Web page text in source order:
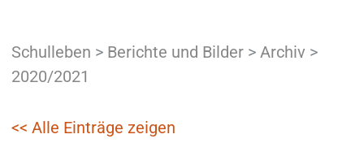
Schulleben > Berichte und Bilder> Archiv >
2020/2021
<< Alle Einträge zeigen